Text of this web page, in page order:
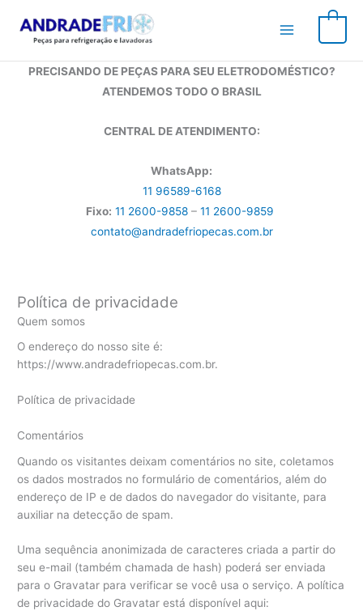
para
conteúdo
PRECISANDO DE PEÇAS PARA SEU ELETRODOMÉSTICO?
ATENDEMOS TODO O BRASIL
CENTRAL DE ATENDIMENTO:
WhatsApp:
11 96589-6168
Fixo: 11 2600-9858 – 11 2600-9859
contato@andradefriopecas.com.br
Política de privacidade
Quem somos
O endereço do nosso site é:
https://www.andradefriopecas.com.br.
Política de privacidade
Comentários
Quando os visitantes deixam comentários no site, coletamos
os dados mostrados no formulário de comentários, além do
endereço de IP e de dados do navegador do visitante, para
auxiliar na detecção de spam.
Uma sequência anonimizada de caracteres criada a partir do
seu e-mail (também chamada de hash) poderá ser enviada
para o Gravatar para verificar se você usa o serviço. A política
de privacidade do Gravatar está disponível aqui: